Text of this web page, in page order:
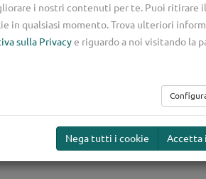
i nostri contenuti per te. Puoi ritirare
in qualsiasi momento. Trova ulteriori
sulla Privacye riguardo a noi visitando la
Nega tutti i cookie Accetta